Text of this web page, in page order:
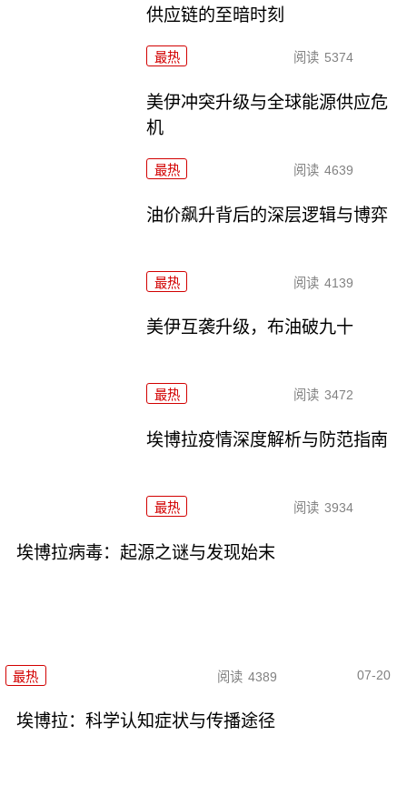
供应链的至暗时刻
最热 阅读 5374
美伊冲突升级与全球能源供应危
机
最热 阅读 4639
油价飙升背后的深层逻辑与博弈
最热 阅读 4139
美伊互袭升级，布油破九十
最热 阅读 3472
埃博拉疫情深度解析与防范指南
最热 阅读 3934
埃博拉病毒：起源之谜与发现始末
最热 阅读 4389 07-20
埃博拉：科学认知症状与传播途径